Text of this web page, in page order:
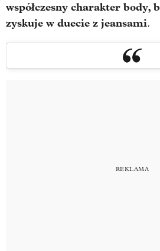
współczesny charakter body,
zyskuje w duecie z jeansami.